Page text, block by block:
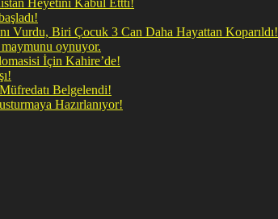
Heyetini Kabul Ettti!
başladı!
Vurdu, Biri Çocuk 3 Can Daha Hayattan Koparıldı!
oynuyor.
İçin Kahire’de!
Belgelendi!
İsrail Filistin’de Ezanı Susturmaya Hazırlanıyor!